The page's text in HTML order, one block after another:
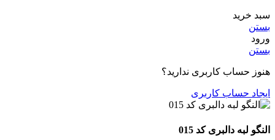
سبد خرید
بستن
ورود
بستن
هنوز حساب کاربری ندارید؟
ایجاد حساب کاربری
النگو لبه دالبری کد 015